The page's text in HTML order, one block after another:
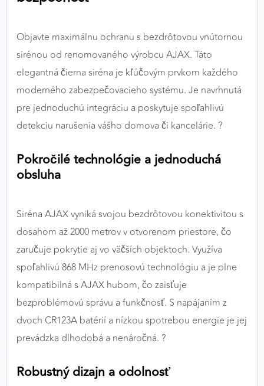
Objavte maximálnu ochranu s bezdrôtovou vnútornou
sirénou od renomovaného výrobcu AJAX. Táto
elegantná čierna siréna je kľúčovým prvkom každého
moderného zabezpečovacieho systému. Je navrhnutá
pre jednoduchú integráciu a poskytuje spoľahlivú
detekciu narušenia vášho domova či kancelárie. ?
Pokročilé technológie a jednoduchá
obsluha
Siréna AJAX vyniká svojou bezdrôtovou konektivitou s
dosahom až 2000 metrov v otvorenom priestore, čo
zaručuje pokrytie aj vo väčších objektoch. Využíva
spoľahlivú 868 MHz prenosovú technológiu a je plne
kompatibilná s AJAX hubom, čo zaisťuje
bezproblémovú správu a funkčnosť. S napájaním z
dvoch CR123A batérií a nízkou spotrebou energie je jej
prevádzka dlhodobá a nenáročná. ?
Robustný dizajn a odolnosť
Google Analytics
MARKETINGOVÉ COOKIES
Marketingové cookies sa používajú na sledovanie
stránkami. Umožňujú nám a našim partnerom
zobrazovať cielenú a relevantnú reklamu, a to na
Google Ads
Poskytovateľ: Google